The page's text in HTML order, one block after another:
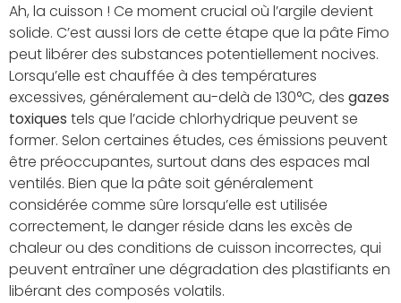
Ah, la cuisson ! Ce moment crucial où l’argile devient
solide. C’est aussi lors de cette étape que la pâte Fimo
peut libérer des substances potentiellement nocives.
Lorsqu’elle est chauffée à des températures
excessives, généralement au-delà de 130°C, des gazes
toxiques tels que l’acide chlorhydrique peuvent se
former. Selon certaines études, ces émissions peuvent
être préoccupantes, surtout dans des espaces mal
ventilés. Bien que la pâte soit généralement
considérée comme sûre lorsqu’elle est utilisée
correctement, le danger réside dans les excès de
chaleur ou des conditions de cuisson incorrectes, qui
peuvent entraîner une dégradation des plastifiants en
libérant des composés volatils.